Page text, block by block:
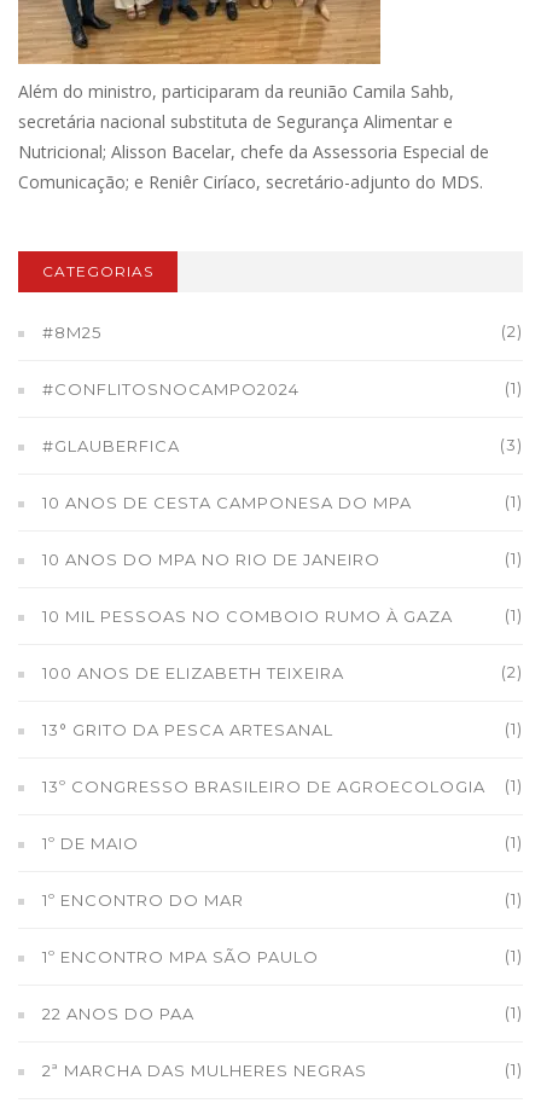
Além do ministro, participaram da reunião Camila Sahb,
secretária nacional substituta de Segurança Alimentar e
Nutricional; Alisson Bacelar, chefe da Assessoria Especial de
Comunicação; e Reniêr Ciríaco, secretário-adjunto do MDS.
CATEGORIAS
#8M25 (2)
#CONFLITOSNOCAMPO2024 (1)
#GLAUBERFICA (3)
10 ANOS DE CESTA CAMPONESA DO MPA (1)
10 ANOS DO MPA NO RIO DE JANEIRO (1)
10 MIL PESSOAS NO COMBOIO RUMO À GAZA (1)
100 ANOS DE ELIZABETH TEIXEIRA (2)
13° GRITO DA PESCA ARTESANAL (1)
13º CONGRESSO BRASILEIRO DE AGROECOLOGIA (1)
1º DE MAIO (1)
1º ENCONTRO DO MAR (1)
1º ENCONTRO MPA SÃO PAULO (1)
22 ANOS DO PAA (1)
2ª MARCHA DAS MULHERES NEGRAS (1)